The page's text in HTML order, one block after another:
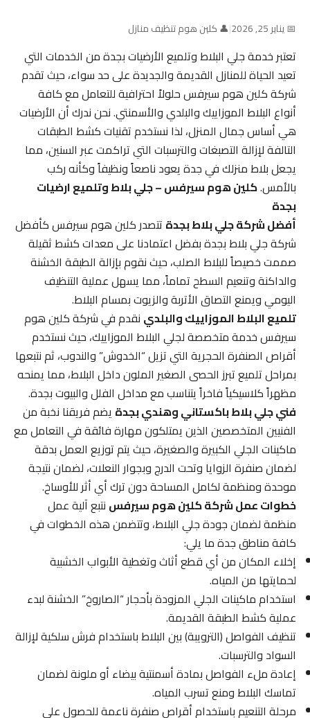
📅 يناير 25, 2026 |👤 كلين هوم تنظيف منازل
تعتبر خدمة جلي البلاط وتلميع الأرضيات بجدة من الخدمات التي
تعيد الحياة للمنازل القديمة والجديدة على حد سواء، حيث تقدم
شركة كلين هوم سيرفس حلولاً احترافية للتعامل مع كافة
أنواع البلاط الموزاييك والبلدي والأسمنتي. نحن ندرك أن الأرضيات
هي أساس جمال المنزل، لذا نستخدم تقنيات كشط الطبقات
التالفة لإزالة التصبغات والترسبات التي تراكمت عبر السنين، مما
يجعل بلاط منزلك في جدة يعود ناصعاً ونظيفاً وكأنه ركب
بالأمس.كلين هوم سيرفس – جلي بلاط وتلميع ارضيات
بجدة
أفضل شركة جلي بلاط بجدةتتصدر كلين هوم سيرفس كأفضل
شركة جلي بلاط بجدة بفضل اعتمادنا على معدات كشط ثقيلة
صممت خصيصاً للبلاط الصلب، حيث نقوم بإزالة الطبقة الخشنة
والداكنة وتنعيم السطح تماماً، مما يسهل عملية التنظيف
اليومي ويمنع التصاق الأتربة والزيوت بمسام البلاط.
تلميع البلاط الموزاييك والبلدينقدم في شركة كلين هوم
سيرفس خدمة متخصصة لجلي البلاط الموزاييك، حيث نستخدم
أقراص الصنفرة الحجرية التي تزيل “الخدوش” والندوب، ثم نتبعها
بمراحل تلميع تبرز الحصى الصغير الملون داخل البلاط، مما يمنحه
مظهراً كلاسيكياً فاخراً يتناسب مع مداخل الفلل والبيوت بجدة.
فني جلي بلاط باكستاني وهندي بجدةيضم فريقنا نخبة من
الفنيين المتخصصين الذين يمتلكون مهارة فائقة في التعامل مع
ماكينات الجلي الكبيرة والصغيرة، حيث يتم توزيع العمل بدقة
لضمان صنفرة الزوايا وتحت الدرج وبجوار النعلات، لضمان نتيجة
موحدة ومنظمة لكامل المساحة دون ترك أي أثر للأوساخ.
خطوات عمل شركة كلين هوم سيرفسنتبع آلية عمل
منظمة لضمان جودة جلي البلاط، وتتضمن هذه الخطوات في
كافة مناطق جدة ما يلي:
إخلاء المكان من أي قطع أثاث وتغطية الأبواب الخشبية
لحمايتها من المياه.
استخدام ماكينات الجلي المزودة بأحجار “الصاروخ” الخشنة لبدء
عملية كشط الطبقة القديمة.
تنظيف الفواصل (الترويبة) بين البلاط باستخدام فرش سلكية لإزالة
السواد والترسبات.
إعادة ملء الفواصل بمادة أسمنتية بيضاء أو ملونة لضمان
تماسك البلاط ومنع تسرب المياه.
مرحلة التنعيم باستخدام أقراص صنفرة ناعمة للحصول على